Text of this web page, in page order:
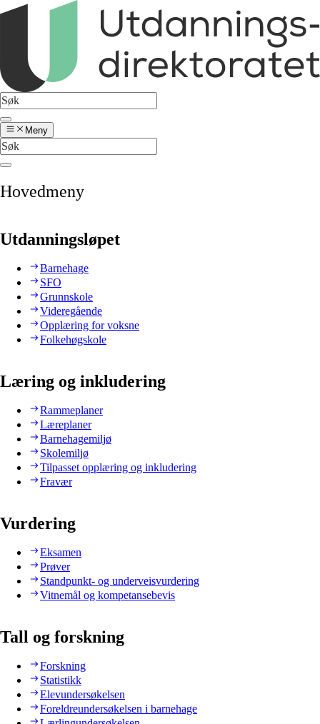
Meny
Hovedmeny
Utdanningsløpet
Barnehage
SFO
Grunnskole
Videregående
Opplæring for voksne
Folkehøgskole
Læring og inkludering
Rammeplaner
Læreplaner
Barnehagemiljø
Skolemiljø
Tilpasset opplæring og inkludering
Fravær
Vurdering
Eksamen
Prøver
Standpunkt- og underveisvurdering
Vitnemål og kompetansebevis
Tall og forskning
Forskning
Statistikk
Elevundersøkelsen
Foreldreundersøkelsen i barnehage